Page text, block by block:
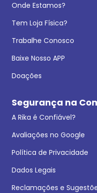
Onde Estamos?
Tem Loja Física?
Trabalhe Conosco
Baixe Nosso APP
Doações
Segurança na
A Rika é Confiável?
Avaliações no Google
Política de Privacidade
Dados Legais
Reclamações e